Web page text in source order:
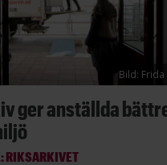
Bild: Frida
ger anställda
RIKSARKIVET